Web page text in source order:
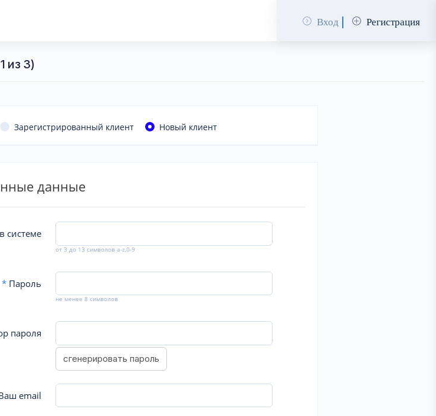
Вход Регистрация
из 3)
Зарегистрированный клиент Новый клиент
данные
системе
от 3 до 13 символов a-z,0-9
*Пароль
не менее 8 символов
пароля
сгенерировать пароль
email